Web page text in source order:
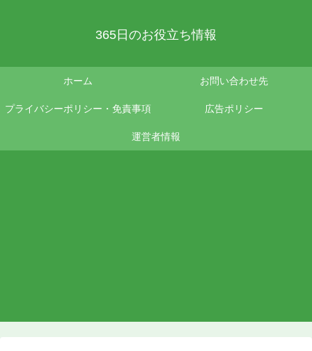
365日のお役立ち情報
ホーム お問い合わせ先
プライバシーポリシー・免責事項 広告ポリシー
運営者情報